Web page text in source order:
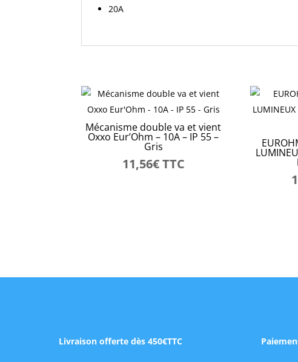
20A
Mécanisme double va et vient
Oxxo Eur’Ohm – 10A – IP 55 –
Gris
11,56€TTC
Livraison offerte dès 450€TTC